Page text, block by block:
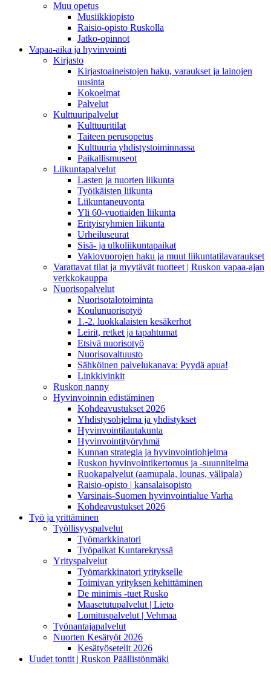
Muu opetus
Musiikkiopisto
Raisio-opisto Ruskolla
Jatko-opinnot
Vapaa-aika ja hyvinvointi
Kirjasto
Kirjastoaineistojen haku, varaukset ja lainojen
uusinta
Kokoelmat
Palvelut
Kulttuuripalvelut
Kulttuuritilat
Taiteen perusopetus
Kulttuuria yhdistystoiminnassa
Paikallismuseot
Liikuntapalvelut
Lasten ja nuorten liikunta
Työikäisten liikunta
Liikuntaneuvonta
Yli 60-vuotiaiden liikunta
Erityisryhmien liikunta
Urheiluseurat
Sisä- ja ulkoliikuntapaikat
Vakiovuorojen haku ja muut liikuntatilavaraukset
Varattavat tilat ja myytävät tuotteet | Ruskon vapaa-ajan
verkkokauppa
Nuorisopalvelut
Nuorisotalotoiminta
Koulunuorisotyö
1.-2. luokkalaisten kesäkerhot
Leirit, retket ja tapahtumat
Etsivä nuorisotyö
Nuorisovaltuusto
Sähköinen palvelukanava: Pyydä apua!
Linkkivinkit
Ruskon nanny
Hyvinvoinnin edistäminen
Kohdeavustukset 2026
Yhdistysohjelma ja yhdistykset
Hyvinvointilautakunta
Hyvinvointityöryhmä
Kunnan strategia ja hyvinvointiohjelma
Ruskon hyvinvointikertomus ja -suunnitelma
Ruokapalvelut (aamupala, lounas, välipala)
Raisio-opisto | kansalaisopisto
Varsinais-Suomen hyvinvointialue Varha
Kohdeavustukset 2026
Työ ja yrittäminen
Työllisyyspalvelut
Työmarkkinatori
Työpaikat Kuntarekryssä
Yrityspalvelut
Työmarkkinatori yritykselle
Toimivan yrityksen kehittäminen
De minimis -tuet Rusko
Maasetutupalvelut | Lieto
Lomituspalvelut | Vehmaa
Työnantajapalvelut
Nuorten Kesätyöt 2026
Kesätyösetelit 2026
Uudet tontit | Ruskon Päällistönmäki